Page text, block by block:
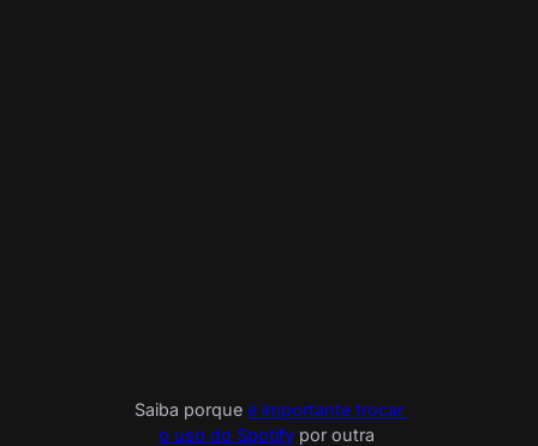
Saiba porque é importante trocar
o uso do Spotify por outra